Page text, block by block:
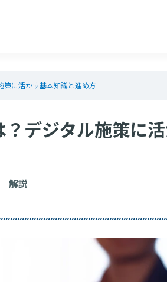
策に活かす基本知識と進め方
？デジタル施策に
解説